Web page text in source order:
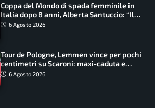
Coppa del Mondo di spada femminile in
Italia dopo 8 anni, Alberta Santuccio: “Il
lavoro dà sempre i suoi frutti”
6 Agosto 2026
Tour de Pologne, Lemmen vince per pochi
centimetri su Scaroni: maxi-caduta e
tappa accorciata
6 Agosto 2026